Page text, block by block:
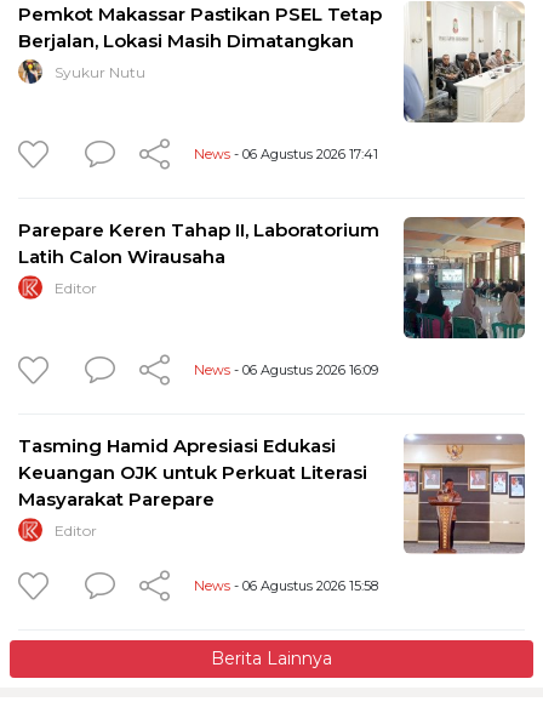
Pemkot Makassar Pastikan PSEL Tetap
Berjalan, Lokasi Masih Dimatangkan
Syukur Nutu
News - 06 Agustus 2026 17:41
Parepare Keren Tahap II, Laboratorium
Latih Calon Wirausaha
Editor
News - 06 Agustus 2026 16:09
Tasming Hamid Apresiasi Edukasi
Keuangan OJK untuk Perkuat Literasi
Masyarakat Parepare
Editor
News - 06 Agustus 2026 15:58
Berita Lainnya